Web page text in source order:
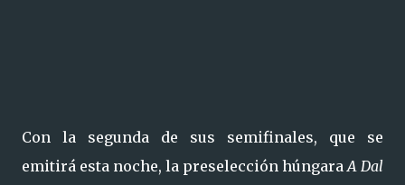
Con la segunda de sus semifinales, que se
emitirá esta noche, la preselección húngaraA Dal